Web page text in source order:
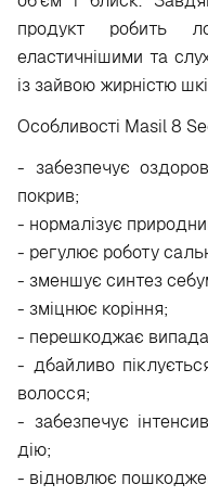
продукт робить
еластичнішими та
із зайвою жирністю
Особливості Masil 8
- забезпечує
покрив;
- нормалізує
- регулює роботу
- зменшує синтез
- зміцнює коріння;
- перешкоджає
- дбайливо
волосся;
- забезпечує
дію;
- відновлює